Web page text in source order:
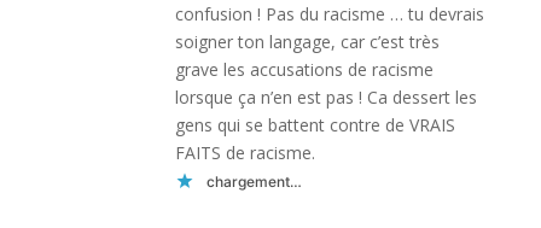
confusion ! Pas du racisme … tu devrais
soigner ton langage, car c’est très
grave les accusations de racisme
lorsque ça n’en est pas ! Ca dessert les
gens qui se battent contre de VRAIS
FAITS de racisme.
chargement…